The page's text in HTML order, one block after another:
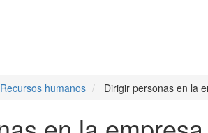
Recursos humanos Dirigir personas en la